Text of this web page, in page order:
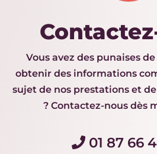
Vous avez des punaises
obtenir des informations
sujet de nos prestations et
? Contactez-nous dès
01 87 66